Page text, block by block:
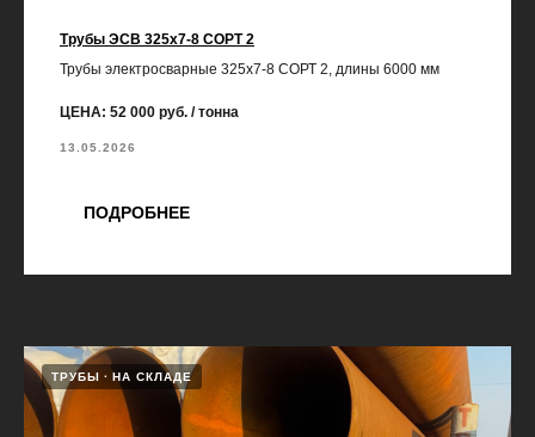
Трубы ЭСВ 325х7-8 СОРТ 2
Трубы электросварные 325х7-8 СОРТ 2, длины 6000 мм
ЦЕНА: 52 000 руб. / тонна
13.05.2026
ПОДРОБНЕЕ
ТРУБЫ НА СКЛАДЕ